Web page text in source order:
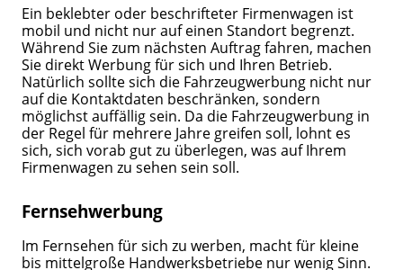
Ein beklebter oder beschrifteter Firmenwagen ist
mobil und nicht nur auf einen Standort begrenzt.
Während Sie zum nächsten Auftrag fahren, machen
Sie direkt Werbung für sich und Ihren Betrieb.
Natürlich sollte sich die Fahrzeugwerbung nicht nur
auf die Kontaktdaten beschränken, sondern
möglichst auffällig sein. Da die Fahrzeugwerbung in
der Regel für mehrere Jahre greifen soll, lohnt es
sich, sich vorab gut zu überlegen, was auf Ihrem
Firmenwagen zu sehen sein soll.
Fernsehwerbung
Im Fernsehen für sich zu werben, macht für kleine
bis mittelgroße Handwerksbetriebe nur wenig Sinn.